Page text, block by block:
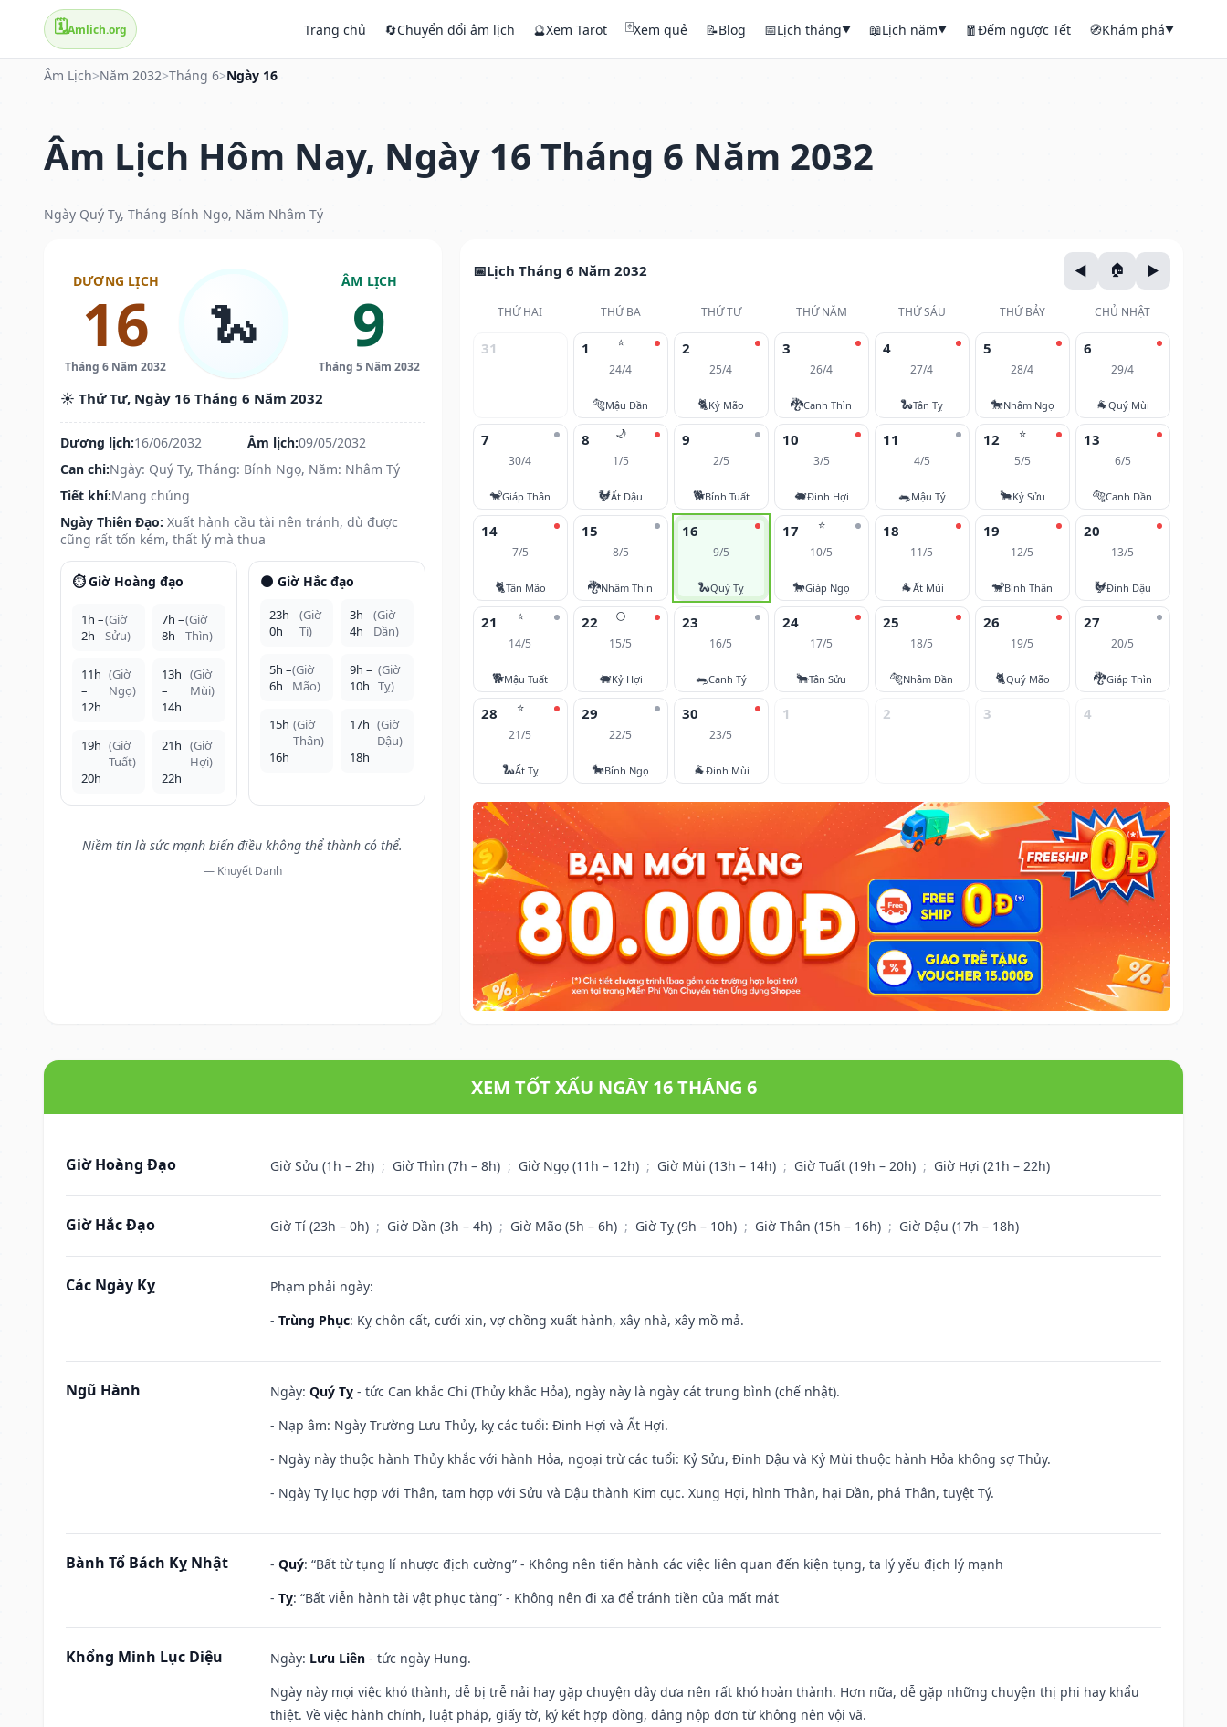
🗓️Amlich.org Trang chủ 🔄Chuyển đổi âm lịch 🔮Xem Tarot 🃏Xem quẻ 📝Blog 📅Lịch tháng▼ 📖Lịch năm▼ 🧧Đếm ngược Tết 🧭Khám phá▼
Âm Lịch>Năm 2032>Tháng 6>Ngày 16
Âm Lịch Hôm Nay, Ngày 16 Tháng 6 Năm 2032
Ngày Quý Tỵ, Tháng Bính Ngọ, Năm Nhâm Tý
DƯƠNG LỊCH
16
Tháng 6 Năm 2032
🐍
ÂM LỊCH
9
Tháng 5 Năm 2032
☀️ Thứ Tư, Ngày 16 Tháng 6 Năm 2032
Dương lịch:16/06/2032 Âm lịch:09/05/2032
Can chi:Ngày: Quý Tỵ, Tháng: Bính Ngọ, Năm: Nhâm Tý
Tiết khí:Mang chủng
Ngày Thiên Đạo: Xuất hành cầu tài nên tránh, dù được
cũng rất tốn kém, thất lý mà thua
⏱️ Giờ Hoàng đạo
1h –
2h
(Giờ
Sửu)
7h –
8h
(Giờ
Thìn)
11h
–
12h
(Giờ
Ngọ)
13h
–
14h
(Giờ
Mùi)
19h
–
20h
(Giờ
Tuất)
21h
–
22h
(Giờ
Hợi)
🌑 Giờ Hắc đạo
23h –
0h
(Giờ
Tí)
3h –
4h
(Giờ
Dần)
5h –
6h
(Giờ
Mão)
9h –
10h
(Giờ
Tỵ)
15h
–
16h
(Giờ
Thân)
17h
–
18h
(Giờ
Dậu)
Niềm tin là sức mạnh biến điều không thể thành có thể.
— Khuyết Danh
Lịch Tháng 6 Năm 2032
THỨ HAI THỨ BA THỨ TƯ THỨ NĂM THỨ SÁU THỨ BẢY CHỦ NHẬT
31 ⭐
1
24/4
🐅Mậu Dần
2
25/4
🐈Kỷ Mão
3
26/4
🐉Canh Thìn
4
27/4
🐍Tân Tỵ
5
28/4
🐎Nhâm Ngọ
6
29/4
🐐Quý Mùi
7
30/4
🐒Giáp Thân
🌙
8
1/5
🐓Ất Dậu
9
2/5
🐕Bính Tuất
10
3/5
🐖Đinh Hợi
11
4/5
🐀Mậu Tý
⭐
12
5/5
🐂Kỷ Sửu
13
6/5
🐅Canh Dần
14
7/5
🐈Tân Mão
15
8/5
🐉Nhâm Thìn
16
9/5
🐍Quý Tỵ
⭐
17
10/5
🐎Giáp Ngọ
18
11/5
🐐Ất Mùi
19
12/5
🐒Bính Thân
20
13/5
🐓Đinh Dậu
⭐
21
14/5
🐕Mậu Tuất
🌕
22
15/5
🐖Kỷ Hợi
23
16/5
🐀Canh Tý
24
17/5
🐂Tân Sửu
25
18/5
🐅Nhâm Dần
26
19/5
🐈Quý Mão
27
20/5
🐉Giáp Thìn
⭐
28
21/5
🐍Ất Tỵ
29
22/5
🐎Bính Ngọ
30
23/5
🐐Đinh Mùi
1 2 3 4
XEM TỐT XẤU NGÀY 16 THÁNG 6
Giờ Hoàng Đạo Giờ Sửu (1h – 2h) ; Giờ Thìn (7h – 8h) ; Giờ Ngọ (11h – 12h) ; Giờ Mùi (13h – 14h) ; Giờ Tuất (19h – 20h) ; Giờ Hợi (21h – 22h)
Giờ Hắc Đạo Giờ Tí (23h – 0h) ; Giờ Dần (3h – 4h) ; Giờ Mão (5h – 6h) ; Giờ Tỵ (9h – 10h) ; Giờ Thân (15h – 16h) ; Giờ Dậu (17h – 18h)
Các Ngày Kỵ
Phạm phải ngày:
- Trùng Phục: Kỵ chôn cất, cưới xin, vợ chồng xuất hành, xây nhà, xây mồ mả.
Ngũ Hành Ngày: Quý Tỵ - tức Can khắc Chi (Thủy khắc Hỏa), ngày này là ngày cát trung bình (chế nhật).
- Nạp âm: Ngày Trường Lưu Thủy, kỵ các tuổi: Đinh Hợi và Ất Hợi.
- Ngày này thuộc hành Thủy khắc với hành Hỏa, ngoại trừ các tuổi: Kỷ Sửu, Đinh Dậu và Kỷ Mùi thuộc hành Hỏa không sợ Thủy.
- Ngày Tỵ lục hợp với Thân, tam hợp với Sửu và Dậu thành Kim cục. Xung Hợi, hình Thân, hại Dần, phá Thân, tuyệt Tý.
Bành Tổ Bách Kỵ Nhật - Quý: “Bất từ tụng lí nhược địch cường” - Không nên tiến hành các việc liên quan đến kiện tụng, ta lý yếu địch lý mạnh
- Tỵ: “Bất viễn hành tài vật phục tàng” - Không nên đi xa để tránh tiền của mất mát
Khổng Minh Lục Diệu Ngày: Lưu Liên - tức ngày Hung.
Ngày này mọi việc khó thành, dễ bị trễ nải hay gặp chuyện dây dưa nên rất khó hoàn thành. Hơn nữa, dễ gặp những chuyện thị phi hay khẩu
thiệt. Về việc hành chính, luật pháp, giấy tờ, ký kết hợp đồng, dâng nộp đơn từ không nên vội vã.